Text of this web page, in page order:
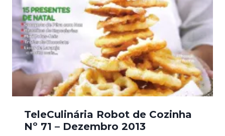
TeleCulinária Robot de Cozinha
Nº 71 – Dezembro 2013